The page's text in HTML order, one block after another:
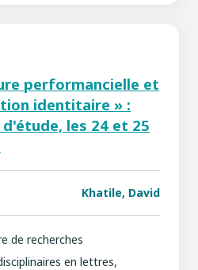
performancielle et
identitaire » :
les 24 et 25
Khatile, David
de recherches
en lettres,